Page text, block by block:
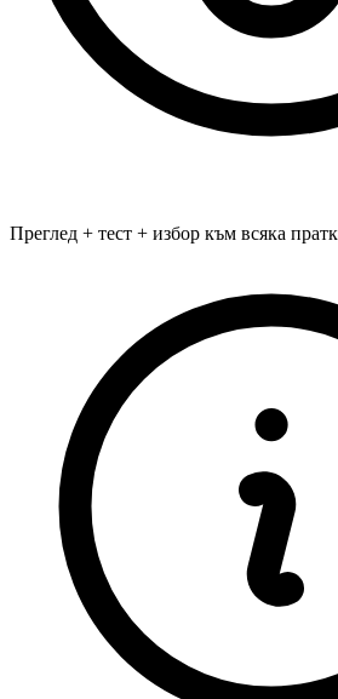
Преглед + тест + избор към всяка